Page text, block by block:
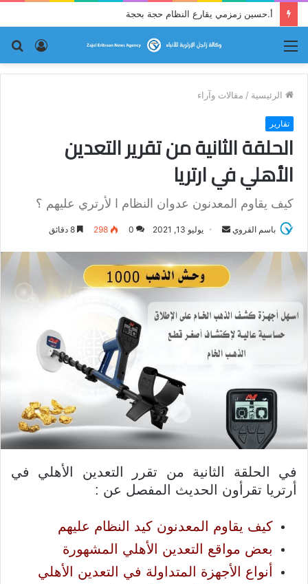
قراءة نقدية في قصيدة إرترية : (ما كان لم يكن!)
تسجيل
الدخول
الرئيسية / مقالات وآراء
تقارير
الحلقة الثانية من تقرير التعدين
الأهلي في ارتريا
كيف يقاوم المعدنون عدوان النظام ا لأرتري عليهم ؟
باسم القروي
س
ر
ي
ن
يوليو 13, 2021 0
298
في الحلقة الثانية من تقرر التعدين الأهلي في
أرتريا تقرأون الحديث المفصل عن :
كيف يقاوم المعدنون كيد النظام عليهم
بعض مواقع التعدين الأهلي المشهورة
أنواع الأجهزة المتداولة في التعدين الأهلي